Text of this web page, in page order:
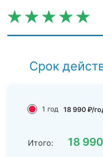
Срок
1 год 18 990 ₽/
Итого: 18